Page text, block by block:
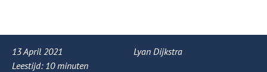
13 April 2021
Lyan Dijkstra
Leestijd: 10 minuten